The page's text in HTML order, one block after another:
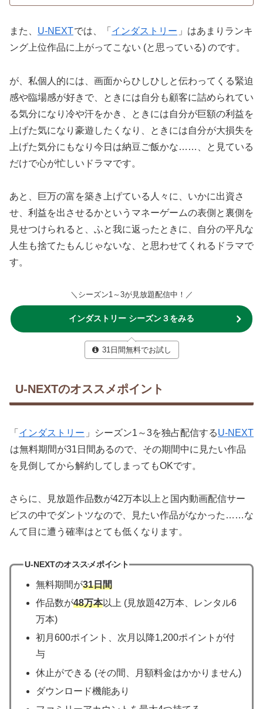
また、 U-NEXTでは、「 インダストリー 」はあまりランキ
ング上位作品に上がってこない (と思っている) のです。
が、私個人的には、画面からひしひしと伝わってくる緊迫
感や臨場感が好きで、ときには自分も顧客に詰められてい
る気分になり冷や汗をかき、ときには自分が巨額の利益を
上げた気になり豪遊したくなり、ときには自分が大損失を
上げた気分にもなり今日は納豆ご飯かな……、と見ている
だけで心が忙しいドラマです。
あと、巨万の富を築き上げている人々に、いかに出資さ
せ、利益を出させるかというマネーゲームの表側と裏側を
見せつけられると、ふと我に返ったときに、自分の平凡な
人生も捨てたもんじゃないな、と思わせてくれるドラマで
す。
＼シーズン1～3が見放題配信中！／
インダストリー シーズン３をみる
31日間無料でお試し
U-NEXTのオススメポイント
「 インダストリー 」シーズン1～3を独占配信するU-NEXT
は無料期間が31日間あるので、その期間中に見たい作品
を見倒してから解約してしまってもOKです。
さらに、見放題作品数が42万本以上と国内動画配信サー
ビスの中でダントツなので、見たい作品がなかった……な
んて目に遭う確率はとても低くなります。
U-NEXTのオススメポイント
無料期間が31日間
作品数が48万本以上 (見放題42万本、レンタル6
万本)
初月600ポイント、次月以降1,200ポイントが付
与
休止ができる (その間、月額料金はかかりません)
ダウンロード機能あり